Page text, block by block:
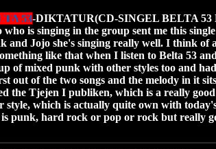
53-DIKTATUR(CD-SINGEL BELTA 53
who is singing in the group sent me this
and Jojo she's singing really well. I think of
like that when I listen to Belta 53
of mixed punk with other styles too and
out of the two songs and the melody in it
the Tjejen I publiken, which is a really
style, which is actually quite own with
punk, hard rock or pop or rock but really